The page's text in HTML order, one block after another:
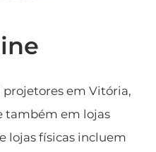
em Vitória,
também em lojas
lojas físicas incluem